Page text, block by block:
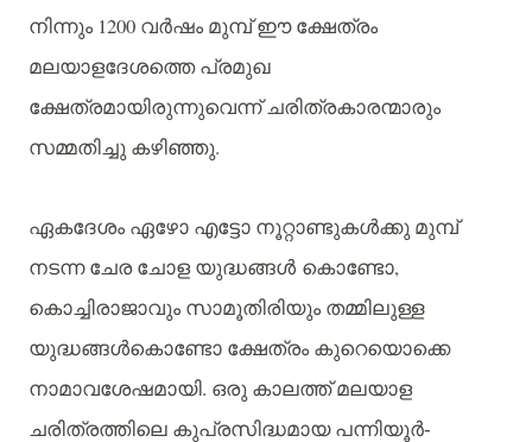
നിന്നും 1200 വര്‍ഷം മുമ്പ് ഈ ക്ഷേത്രം
മലയാളദേശത്തെ പ്രമുഖ
ക്ഷേത്രമായിരുന്നുവെന്ന് ചരിത്രകാരന്മാരും
സമ്മതിച്ചു കഴിഞ്ഞു.
ഏകദേശം ഏഴോ എട്ടോ നൂറ്റാണ്ടുകള്‍ക്കു മുമ്പ്
നടന്ന ചേര ചോള യുദ്ധങ്ങള്‍ കൊണ്ടോ,
കൊച്ചിരാജാവും സാമൂതിരിയും തമ്മിലുള്ള
യുദ്ധങ്ങള്‍കൊണ്ടോ ക്ഷേത്രം കുറെയൊക്കെ
നാമാവശേഷമായി. ഒരു കാലത്ത് മലയാള
ചരിത്രത്തിലെ കുപ്രസിദ്ധമായ പന്നിയൂര്‍-